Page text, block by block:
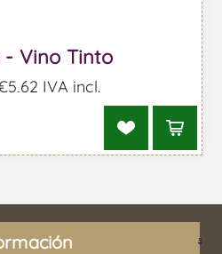
- Vino Tinto
IVA incl.